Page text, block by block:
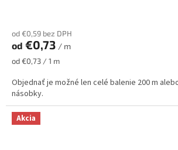
od €0,59 bez DPH
od €0,73 / m
Jednotková
od €0,73 / 1 m
Objednať je možné len celé balenie 200 m
násobky.
Akcia